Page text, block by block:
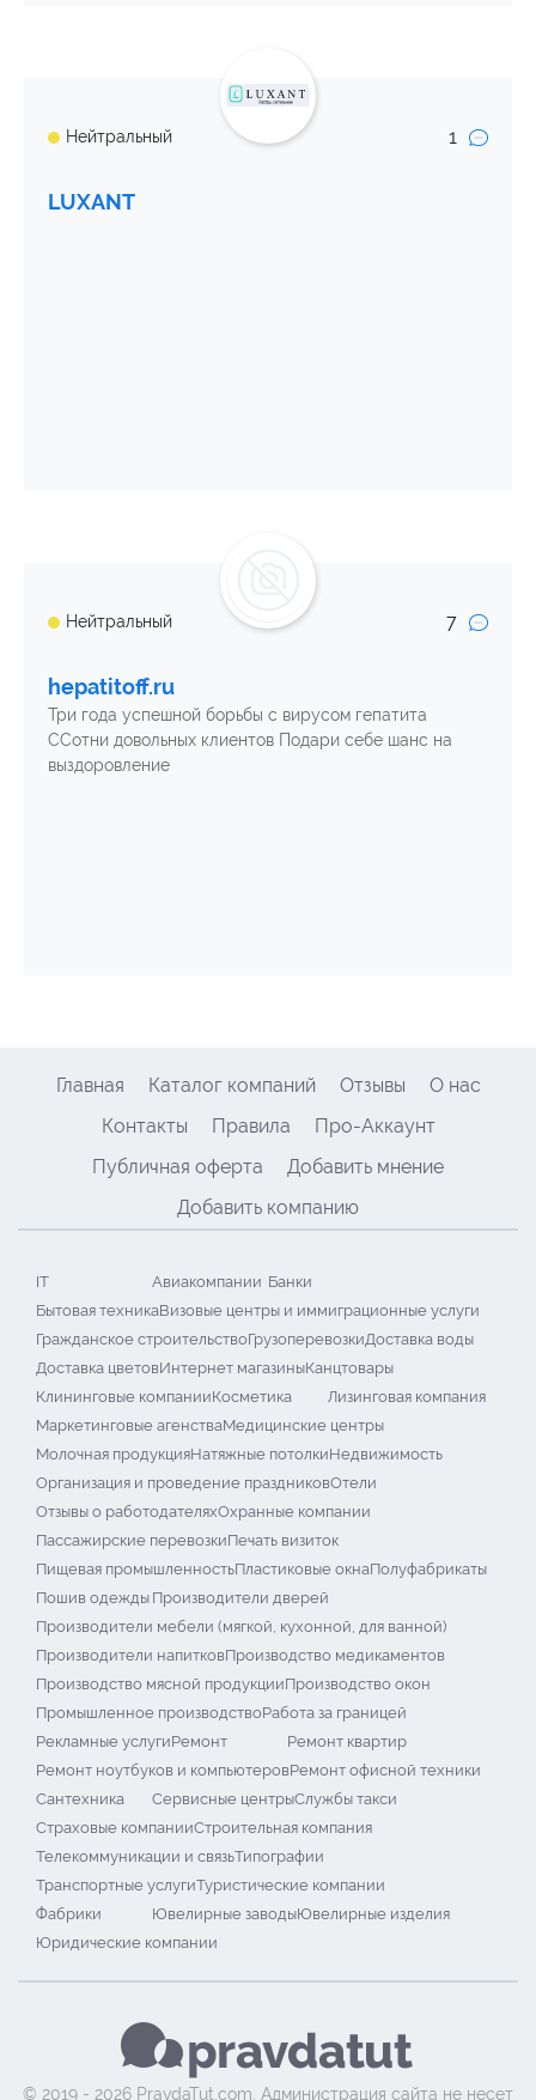
Нейтральный 1
LUXANT
Нейтральный 7
hepatitoff.ru
Три года успешной борьбы с вирусом гепатита
ССотни довольных клиентов Подари себе шанс на
выздоровление
Главная Каталог компаний Отзывы
О нас
Контакты
Правила
Про-Аккаунт
Публичная оферта
Добавить мнение
Добавить компанию
IT Авиакомпании Банки
Бытовая техникаВизовые центры и иммиграционные услуги
Гражданское строительствоГрузоперевозкиДоставка воды
Доставка цветовИнтернет магазиныКанцтовары
Клининговые компанииКосметика
Лизинговая компания
Маркетинговые агенстваМедицинские центры
Молочная продукцияНатяжные потолкиНедвижимость
Организация и проведение праздниковОтели
Отзывы о работодателяхОхранные компании
Пассажирские перевозкиПечать визиток
Пищевая промышленностьПластиковые окнаПолуфабрикаты
Пошив одежды Производители дверей
Производители мебели (мягкой, кухонной, для ванной)
Производители напитковПроизводство медикаментов
Производство мясной продукцииПроизводство окон
Промышленное производствоРабота за границей
Рекламные услугиРемонт
Ремонт квартир
Ремонт ноутбуков и компьютеровРемонт офисной техники
Сантехника
Сервисные центрыСлужбы такси
Страховые компанииСтроительная компания
Телекоммуникации и связьТипографии
Транспортные услугиТуристические компании
Фабрики
Ювелирные заводыЮвелирные изделия
Юридические компании
© 2019 - 2026 PravdaTut.com. Администрация сайта не несет